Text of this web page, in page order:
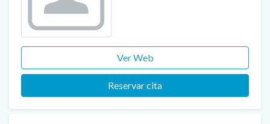
Ver Web
Reservar cita